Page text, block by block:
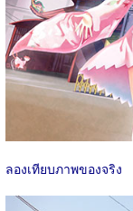
ลองเทียบภาพของจริง